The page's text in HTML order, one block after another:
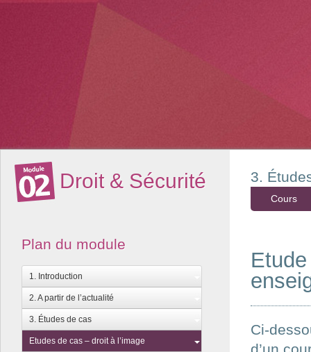
Droit & Sécurité
Plan du module
1. Introduction
2. A partir de l’actualité
3. Études de cas
Etudes de cas – droit à l’image
3.
Cours
Ci-